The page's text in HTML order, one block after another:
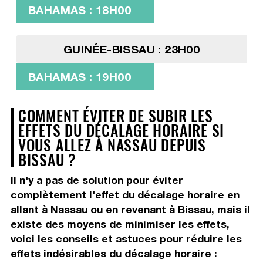
BAHAMAS : 18H00
GUINÉE-BISSAU : 23H00
BAHAMAS : 19H00
COMMENT ÉVITER DE SUBIR LES
EFFETS DU DÉCALAGE HORAIRE SI
VOUS ALLEZ À NASSAU DEPUIS
BISSAU ?
Il n'y a pas de solution pour éviter
complètement l'effet du décalage horaire en
allant à Nassau ou en revenant à Bissau, mais il
existe des moyens de minimiser les effets,
voici les conseils et astuces pour réduire les
effets indésirables du décalage horaire :